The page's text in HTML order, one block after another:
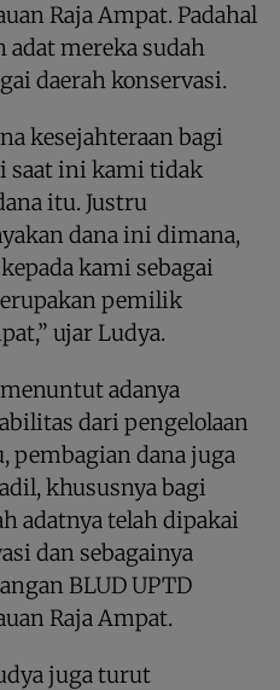
Raja Ampat. Padahal
adat mereka sudah
daerah konservasi.
kesejahteraan bagi
saat ini kami tidak
itu. Justru
dana ini dimana,
kami sebagai
pemilik
ujar Ludya.
adanya
dari pengelolaan
pembagian dana juga
khususnya bagi
adatnya telah dipakai
dan sebagainya
BLUD UPTD
Raja Ampat.
juga turut